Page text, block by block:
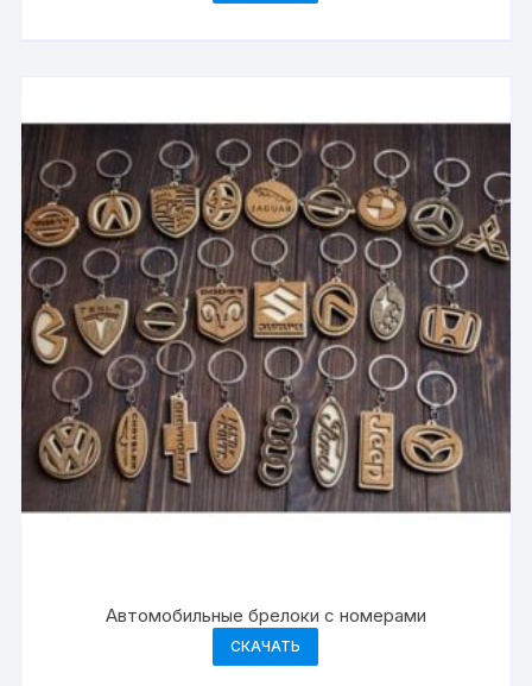
Автомобильные брелоки с номерами
СКАЧАТЬ